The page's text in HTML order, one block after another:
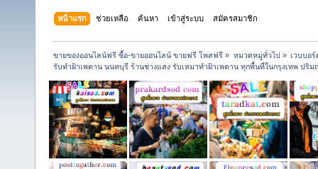
หน้าแรก ช่วยเหลือ ค้นหา เข้าสู่ระบบ สมัครสมาชิก
ขายของออนไลน์ฟรี ซื้อ-ขายออนไลน์ ขายฟรี โพสฟรี » หมวดหมู่ทั่วไป» เวบบอ
รับทำฝ้าเพดาน นนทบุรี ร้านช่างแสง รับเหมาทำฝ้าเพดาน ทุกพื้นที่ในกรุงเทพ ปริ